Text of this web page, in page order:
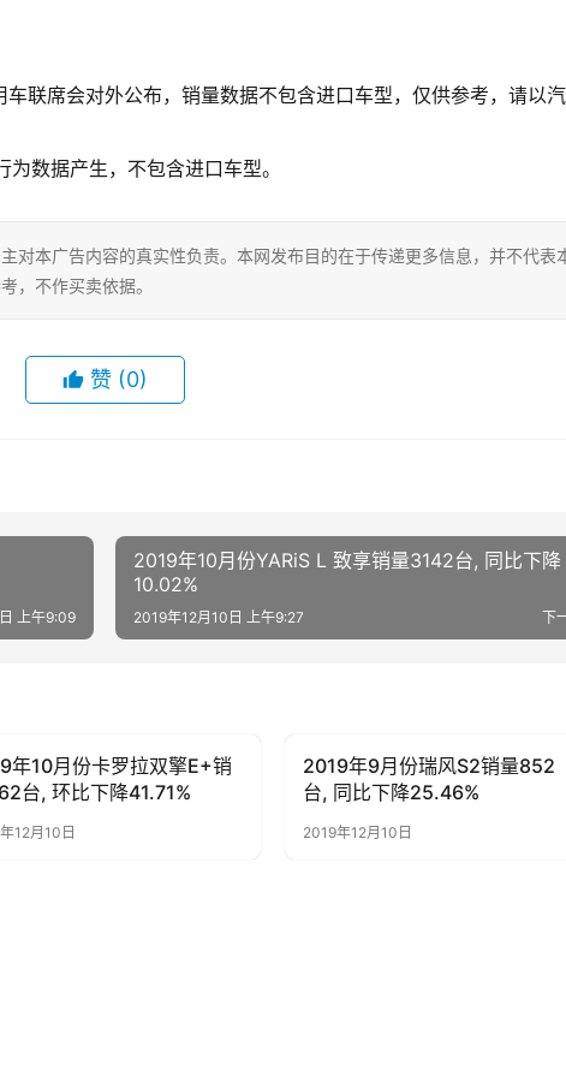
席会对外公布，销量数据不包含进口车型，仅供参考，请以
数据产生，不包含进口车型。
对本广告内容的真实性负责。本网发布目的在于传递更多信息，并不代表
，不作买卖依据。
赞 (0)
上午9:09
2019年10月份YARiS L 致享销量3142台, 同比下降
10.02%
下
2019年12月10日 上午9:27
亲子
年10月份卡罗拉双擎E+销
台, 环比下降41.71%
12月10日
母婴亲子
2019年9月份瑞风S2销量852
台, 同比下降25.46%
2019年12月10日